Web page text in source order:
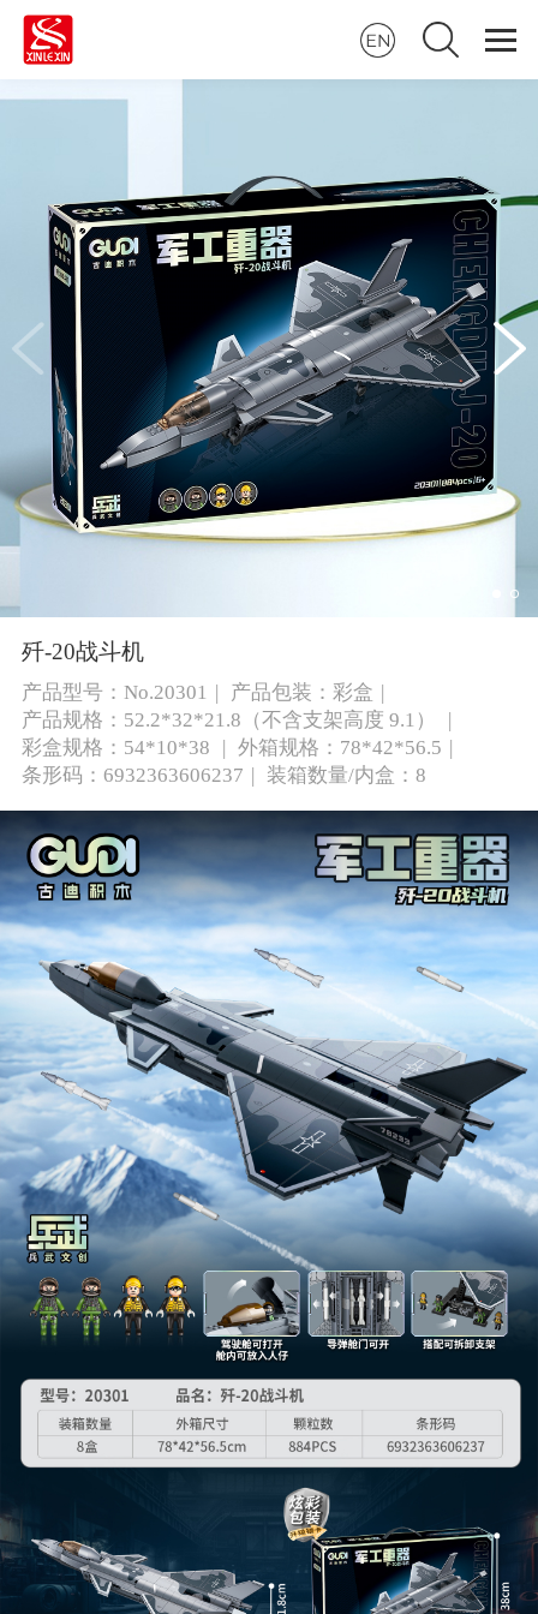
歼-20战斗机
产品型号：No.20301
产品包装：彩盒
产品规格：52.2*32*21.8（不含支架高度 9.1）
彩盒规格：54*10*38
外箱规格：78*42*56.5
条形码：6932363606237
装箱数量/内盒：8